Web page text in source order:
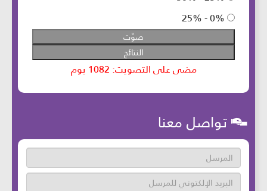
تواصل معنا